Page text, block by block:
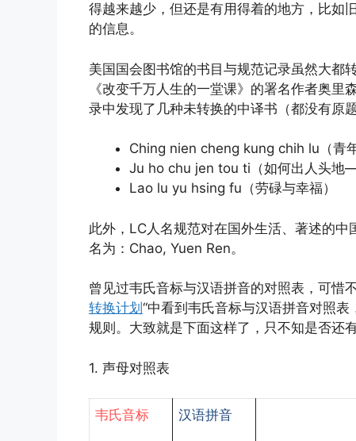
得越来越少，但还是有用得着的地方，比如
的信息。
美国国会图书馆的书目与规范记录虽然大都
《改变千万人生的一堂课》的署名作者奥
录中发现了几种未转换的中译书（都没有原
Ching nien cheng kung chih lu（青年
Ju ho chu jen tou ti（如何出人头地
Lao lu yu hsing fu（劳碌与幸福）
此外，LC人名规范对在国外生活、著述的
名为：Chao, Yuen Ren。
曾见过韦氏音标与汉语拼音的对照表，可惜
转换计划 “中看到韦氏音标与汉语拼音对照
规则。大致就是下面这样了，只不知是否还
1. 声母对照表
韦氏音标 汉语拼音